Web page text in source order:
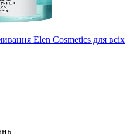
Elen Cosmetics для всіх